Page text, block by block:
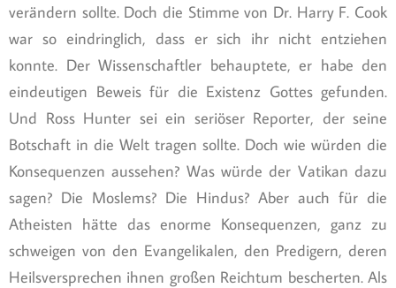
verändern sollte. Doch die Stimme von Dr. Harry F. Cook
war so eindringlich, dass er sich ihr nicht entziehen
konnte. Der Wissenschaftler behauptete, er habe den
eindeutigen Beweis für die Existenz Gottes gefunden.
Und Ross Hunter sei ein seriöser Reporter, der seine
Botschaft in die Welt tragen sollte. Doch wie würden die
Konsequenzen aussehen? Was würde der Vatikan dazu
sagen? Die Moslems? Die Hindus? Aber auch für die
Atheisten hätte das enorme Konsequenzen, ganz zu
schweigen von den Evangelikalen, den Predigern, deren
Heilsversprechen ihnen großen Reichtum bescherten. Als